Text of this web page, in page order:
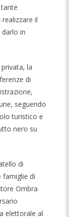
il
in
la
di
se­guendo
turistico e
nero su
di
famiglie di
Ombra
elettorale al